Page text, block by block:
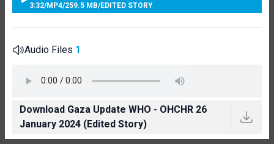
3:32/MP4/259.5 MB/EDITED STORY
Audio Files 1
Download Gaza Update WHO - OHCHR 26
January 2024 (Edited Story)